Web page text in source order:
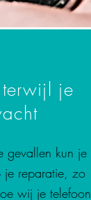
je
gevallen kun je
je reparatie, zo
wij je telefoon